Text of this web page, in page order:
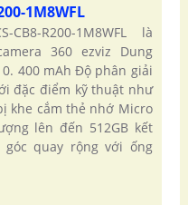
1M8WFL
CB8-R200-1M8WFL là
360 ezviz Dung
400 mAh Độ phân giải
đặc điểm kỹ thuật như
khe cắm thẻ nhớ Micro
lên đến 512GB kết
góc quay rộng với ống